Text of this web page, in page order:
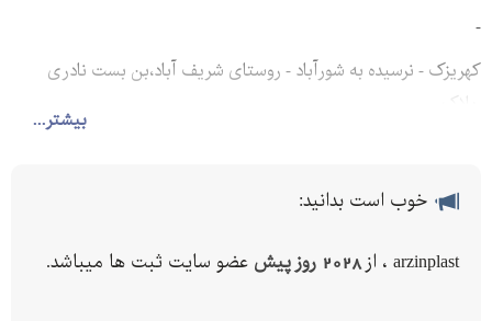
بیشتر...
-
کهریزک - نرسیده به شورآباد - روستای شریف آباد،بن بست نادری
خوب است بدانید:
arzinplast ، از 2028 روز پیش عضو سایت ثبت ها میباشد.